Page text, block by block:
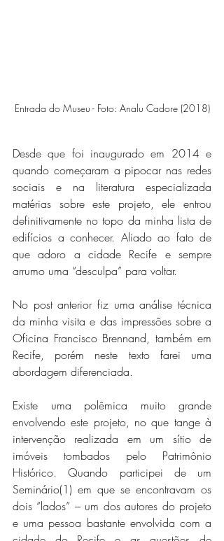
Entrada do Museu - Foto: Analu Cadore (2018)
Desde que foi inaugurado em 2014 e
quando começaram a pipocar nas redes
sociais e na literatura especializada
matérias sobre este projeto, ele entrou
definitivamente no topo da minha lista de
edifícios a conhecer. Aliado ao fato de
que adoro a cidade Recife e sempre
arrumo uma “desculpa” para voltar.
No post anterior fiz uma análise técnica
da minha visita e das impressões sobre a
Oficina Francisco Brennand, também em
Recife, porém neste texto farei uma
abordagem diferenciada.
Existe uma polêmica muito grande
envolvendo este projeto, no que tange à
intervenção realizada em um sítio de
imóveis tombados pelo Patrimônio
Histórico. Quando participei de um
Seminário(1) em que se encontravam os
dois “lados” – um dos autores do projeto
e uma pessoa bastante envolvida com a